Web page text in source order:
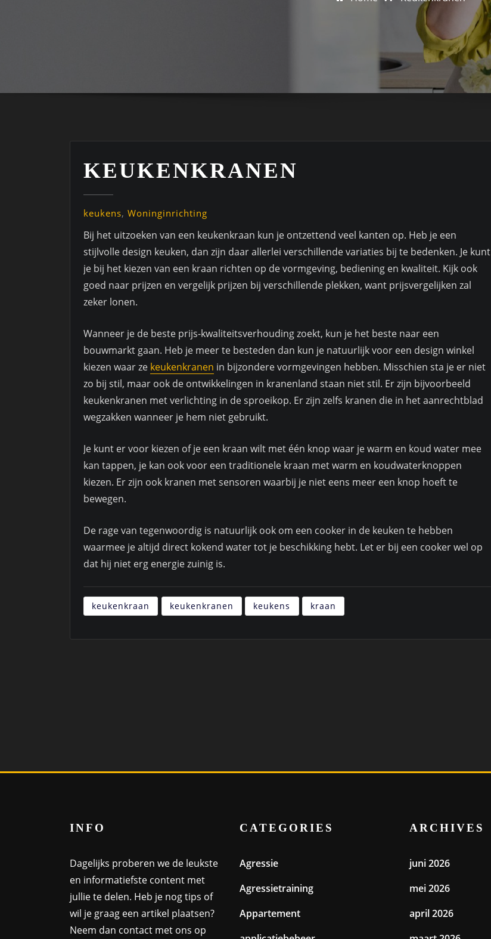
KEUKENKRANEN
keukens, Woninginrichting
Bij het uitzoeken van een keukenkraan kun je ontzettend veel kanten op. Heb je een
stijlvolle design keuken, dan zijn daar allerlei verschillende variaties bij te bedenken. Je kunt
je bij het kiezen van een kraan richten op de vormgeving, bediening en kwaliteit. Kijk ook
goed naar prijzen en vergelijk prijzen bij verschillende plekken, want prijsvergelijken zal
zeker lonen.
Wanneer je de beste prijs-kwaliteitsverhouding zoekt, kun je het beste naar een
bouwmarkt gaan. Heb je meer te besteden dan kun je natuurlijk voor een design winkel
kiezen waar ze keukenkranen in bijzondere vormgevingen hebben. Misschien sta je er niet
zo bij stil, maar ook de ontwikkelingen in kranenland staan niet stil. Er zijn bijvoorbeeld
keukenkranen met verlichting in de sproeikop. Er zijn zelfs kranen die in het aanrechtblad
wegzakken wanneer je hem niet gebruikt.
Je kunt er voor kiezen of je een kraan wilt met één knop waar je warm en koud water mee
kan tappen, je kan ook voor een traditionele kraan met warm en koudwaterknoppen
kiezen. Er zijn ook kranen met sensoren waarbij je niet eens meer een knop hoeft te
bewegen.
De rage van tegenwoordig is natuurlijk ook om een cooker in de keuken te hebben
waarmee je altijd direct kokend water tot je beschikking hebt. Let er bij een cooker wel op
dat hij niet erg energie zuinig is.
keukenkraan keukenkranen keukens kraan
INFO
Dagelijks proberen we de leukste
en informatiefste content met
jullie te delen. Heb je nog tips of
wil je graag een artikel plaatsen?
Neem dan contact met ons op
CATEGORIES
Agressie
Agressietraining
Appartement
ARCHIVES
juni 2026
mei 2026
april 2026